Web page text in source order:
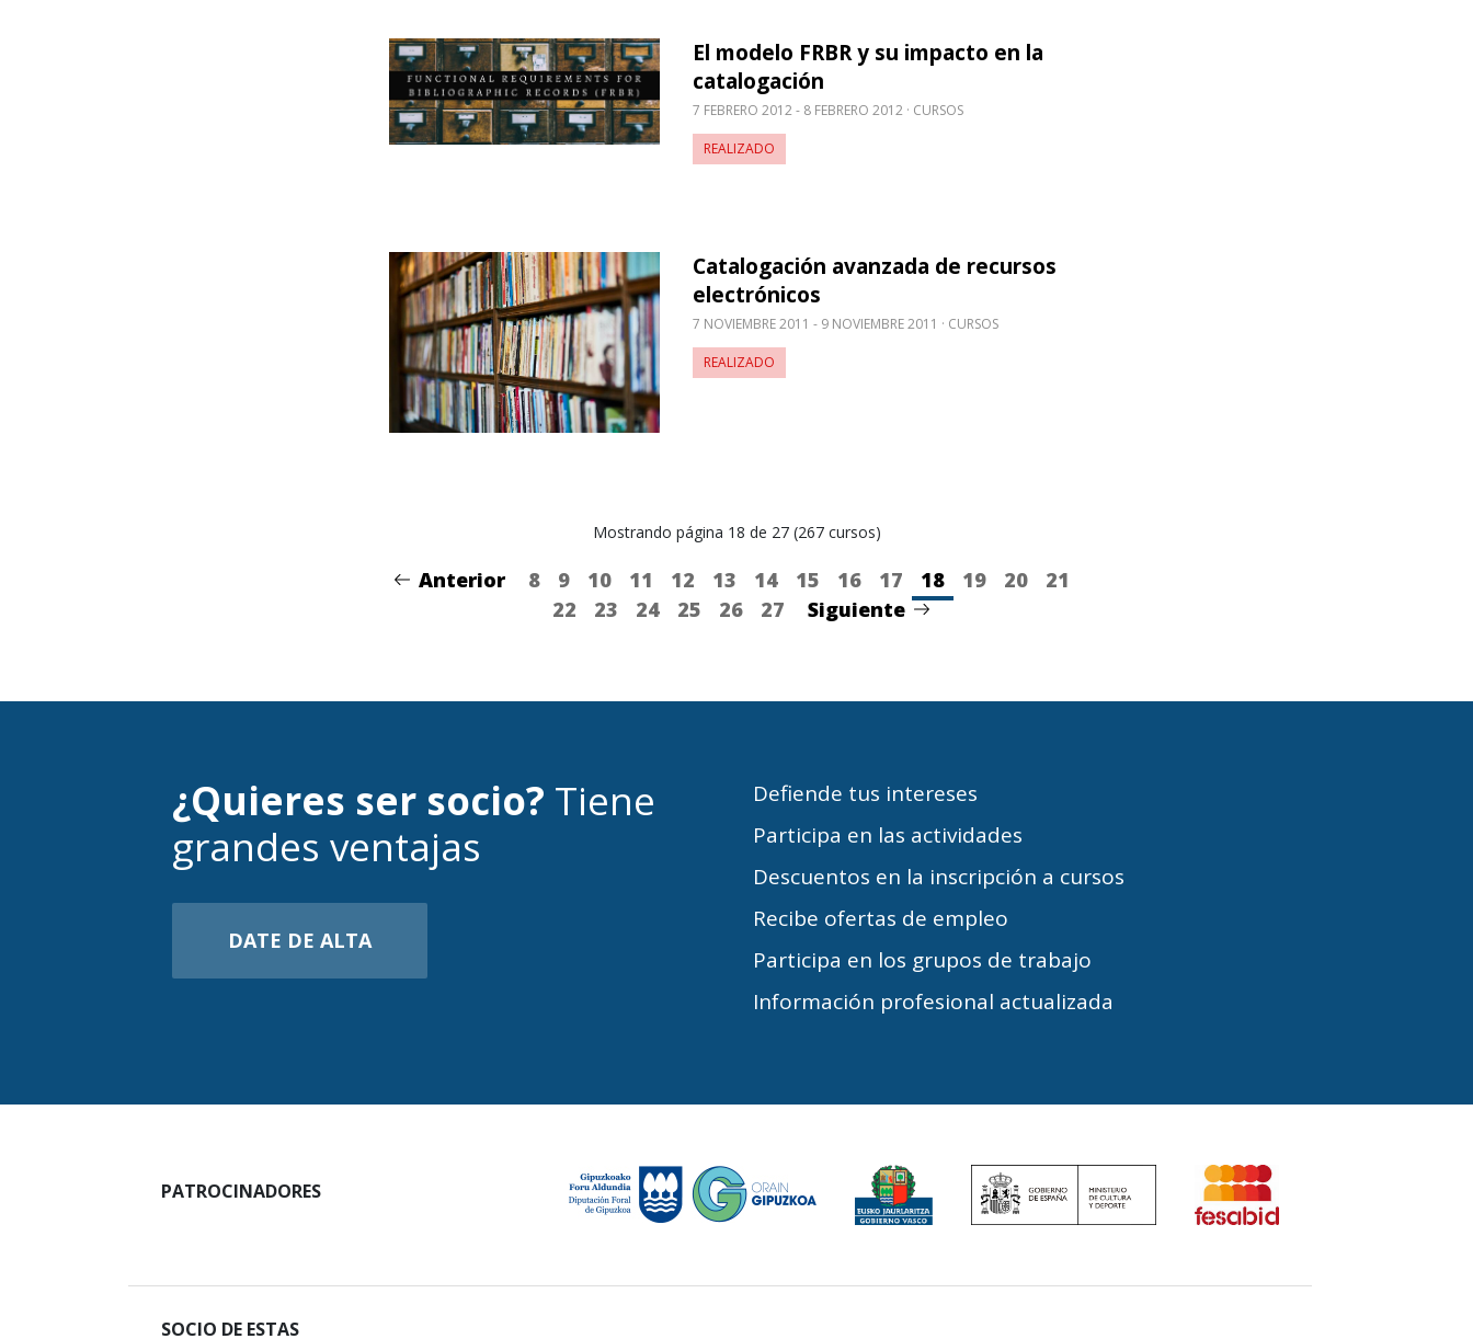
El modelo FRBR y su impacto en la
catalogación
7 FEBRERO 2012 - 8 FEBRERO 2012 CURSOS
REALIZADO
Leer m�s sobre El modelo FRBR y su impacto en la catalogación
Catalogación avanzada de recursos
electrónicos
7 NOVIEMBRE 2011 - 9 NOVIEMBRE 2011 CURSOS
REALIZADO
Leer m�s sobre Catalogación avanzada de recursos electrónicos
Mostrando página 18 de 27 (267 cursos)
Anterior 8 9 10 11 12 13 14 15 16 17 18 19 20
21
22
23 24 25 26 27 Siguiente
¿Quieres ser socio? Tiene
grandes ventajas
DATE DE ALTA
Defiende tus intereses
Participa en las actividades
Descuentos en la inscripción a cursos
Recibe ofertas de empleo
Participa en los grupos de trabajo
Información profesional actualizada
PATROCINADORES
SOCIO DE ESTAS